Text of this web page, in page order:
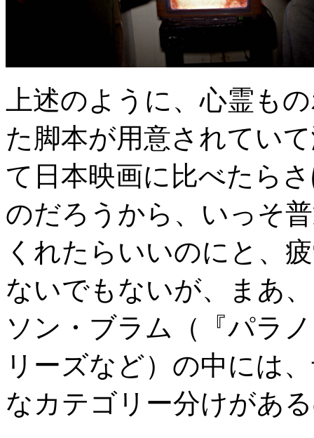
上述のように、心霊も
た脚本が用意されてい
て日本映画に比べたら
のだろうから、いっそ
くれたらいいのにと、
ないでもないが、まあ
ソン・ブラム（『パラ
リーズなど）の中には
なカテゴリー分けがあ